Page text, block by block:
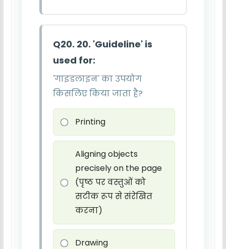
Q20. 20. 'Guideline' is
used for:
'गाइडलाइन' का उपयोग
किसलिए किया जाता है?
Printing
Aligning objects
precisely on the page
(पृष्ठ पर वस्तुओं को
सटीक रूप से संरेखित
करना)
Drawing